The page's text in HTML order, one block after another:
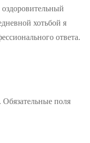
хотьбой я
ответа.
Обязательные поля